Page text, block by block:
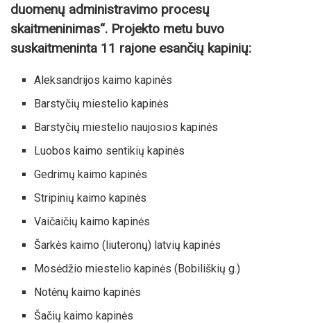
duomenų administravimo procesų
skaitmeninimas“. Projekto metu buvo
suskaitmeninta 11 rajone esančių kapinių:
Aleksandrijos kaimo kapinės
Barstyčių miestelio kapinės
Barstyčių miestelio naujosios kapinės
Luobos kaimo sentikių kapinės
Gedrimų kaimo kapinės
Stripinių kaimo kapinės
Vaičaičių kaimo kapinės
Šarkės kaimo (liuteronų) latvių kapinės
Mosėdžio miestelio kapinės (Bobiliškių g.)
Notėnų kaimo kapinės
Šačių kaimo kapinės